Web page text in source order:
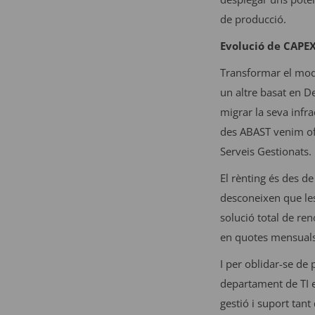
de producció.
Evolució de
Transformar el
un altre basat en
migrar la seva
des ABAST venim
Serveis Gestionats.
El rènting és des
desconeixen que
solució total de
en quotes
I per oblidar-se de
departament de TI
gestió i suport tant